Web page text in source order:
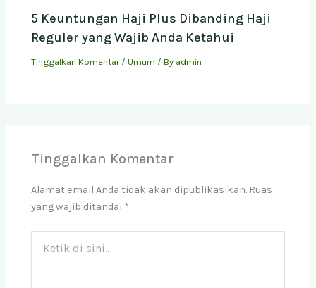
5 Keuntungan Haji Plus Dibanding Haji
Reguler yang Wajib Anda Ketahui
Tinggalkan Komentar /Umum / By admin
Tinggalkan Komentar
Alamat email Anda tidak akan dipublikasikan. Ruas
yang wajib ditandai *